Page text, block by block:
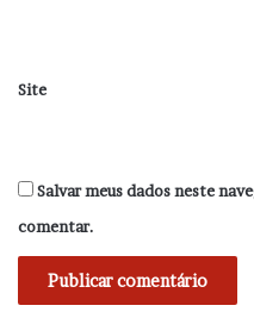
Site
Salvar meus dados neste
comentar.